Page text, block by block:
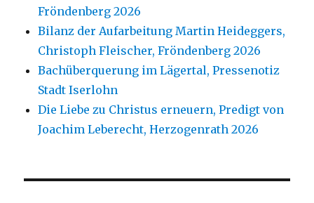
Fröndenberg 2026
Bilanz der Aufarbeitung Martin Heideggers,
Christoph Fleischer, Fröndenberg 2026
Bachüberquerung im Lägertal, Pressenotiz
Stadt Iserlohn
Die Liebe zu Christus erneuern, Predigt von
Joachim Leberecht, Herzogenrath 2026